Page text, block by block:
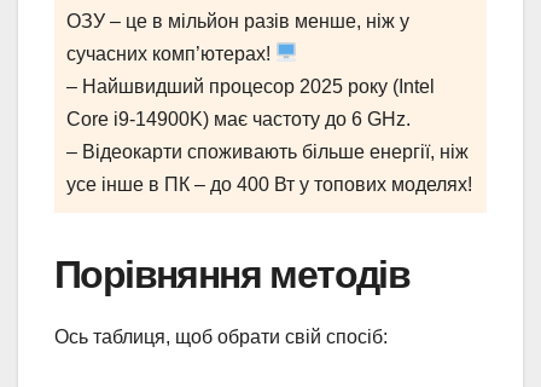
ОЗУ – це в мільйон разів менше, ніж у
сучасних комп’ютерах!
– Найшвидший процесор 2025 року (Intel
Core i9-14900K) має частоту до 6 GHz.
– Відеокарти споживають більше енергії, ніж
усе інше в ПК – до 400 Вт у топових моделях!
Порівняння методів
Ось таблиця, щоб обрати свій спосіб: